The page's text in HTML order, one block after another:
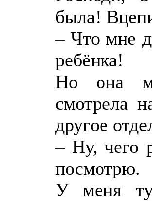
была!
– Что мне
ребёнка!
Но она
смотрела
другое
– Ну, чего
посмотрю.
У меня